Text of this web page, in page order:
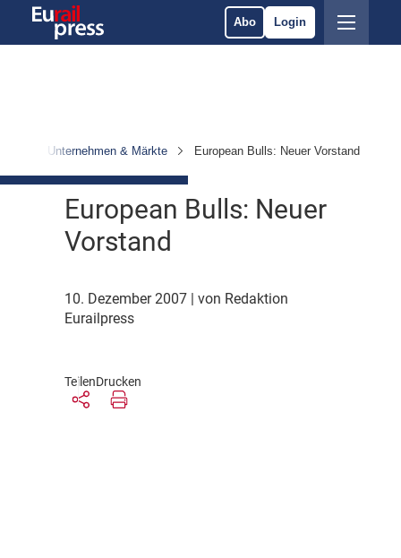
Abo Login
Unternehmen & Märkte European Bulls: Neuer Vorstand
European Bulls: Neuer
Vorstand
10. Dezember 2007
| von Redaktion
Eurailpress
TeilenDrucken